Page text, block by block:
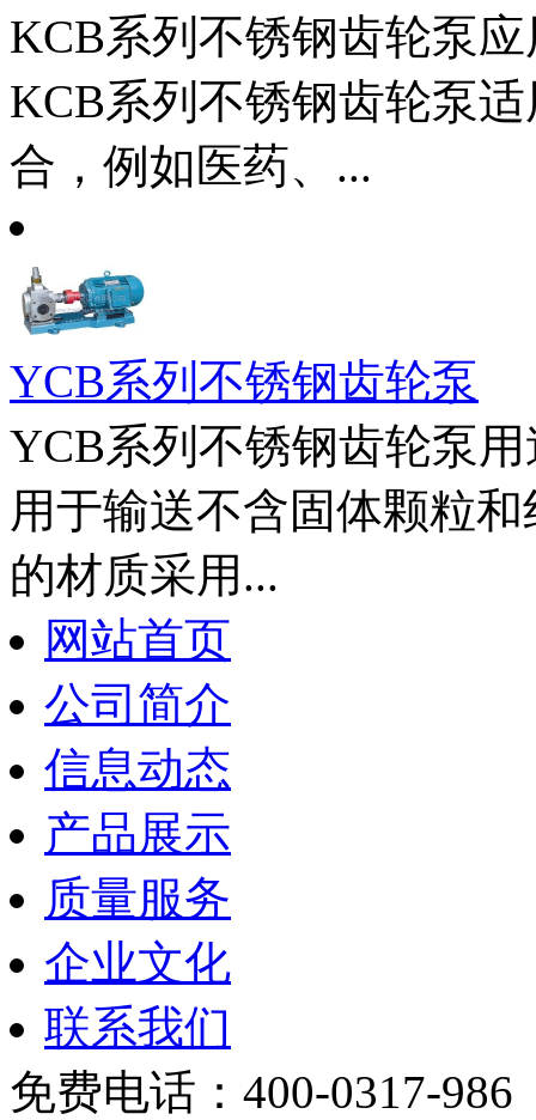
KCB系列不锈钢齿轮泵
KCB系列不锈钢齿轮泵
合，例如医药、...
YCB系列不锈钢齿轮泵
YCB系列不锈钢齿轮泵
用于输送不含固体颗粒
的材质采用...
网站首页
公司简介
信息动态
产品展示
质量服务
企业文化
联系我们
免费电话：400-0317-